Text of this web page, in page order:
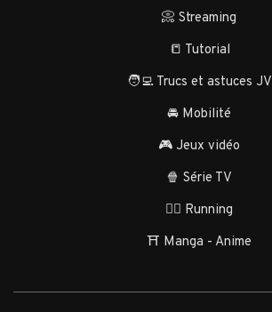
📀 Streaming
📒 Tutorial
🧑‍💻 Trucs et astuces JV
🚘 Mobilité
🎮 Jeux vidéo
🍿 Série TV
🏃‍♂️ Running
⛩️ Manga - Anime